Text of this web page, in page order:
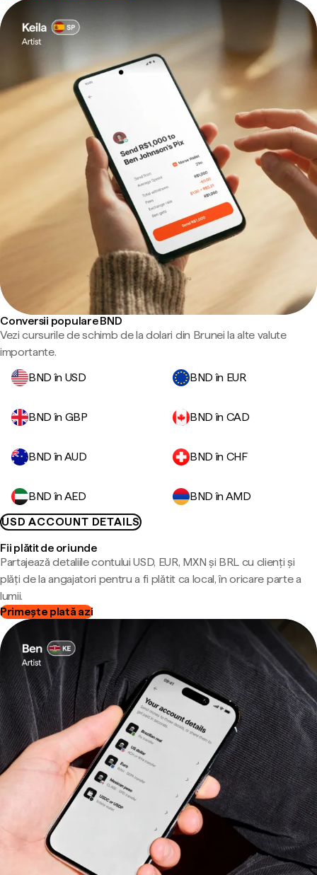
Conversii populare BND
Vezi cursurile de schimb de la dolari din Brunei la alte valute
importante.
BND în USD
BND în EUR
BND în GBP BND în CAD
BND în AUD BND în CHF
BND în AED
BND în AMD
USD ACCOUNT DETAILS
Fii plătit de oriunde
Partajează detaliile contului USD, EUR, MXN și BRL cu clienți și
plăți de la angajatori pentru a fi plătit ca local, în oricare parte a
lumii.
Primește plată azi